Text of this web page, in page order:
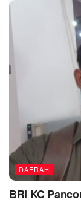
DAERAH
BRI KC